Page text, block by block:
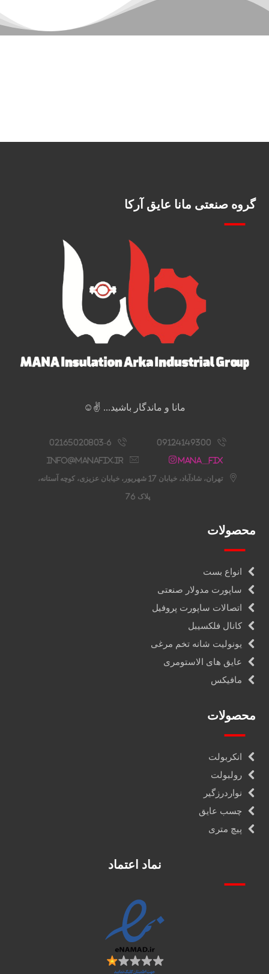
گروه صنعتی مانا عایق آرکا
مانا و ماندگار باشید... ✌️☺️
09124149300
02165020803-6
Mana__fix
info@manafix.ir
تهران، شادآباد، خیابان 17 شهریور، خیابان عزیزی، کوچه آستانه،
پلاک 76
محصولات
انواع بست
ساپورت مدولار صنعتی
اتصالات ساپورت پروفیل
کانال فلکسیبل
یونولیت شانه تخم مرغی
عایق های الاستومری
مافیکس
محصولات
انکربولت
رولبولت
نواردرزگیر
چسب عایق
پیچ متری
نماد اعتماد